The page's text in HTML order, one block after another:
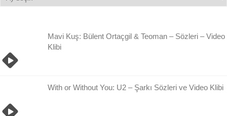
Damlası
Mavi Kuş: Bülent Ortaçgil & Teoman – Sözleri – Video
Klibi
With or Without You: U2 – Şarkı Sözleri ve Video Klibi